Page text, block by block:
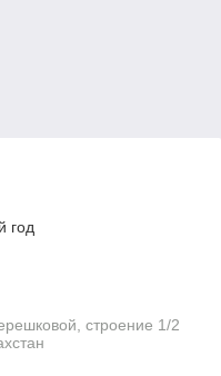
год
строение 1/2